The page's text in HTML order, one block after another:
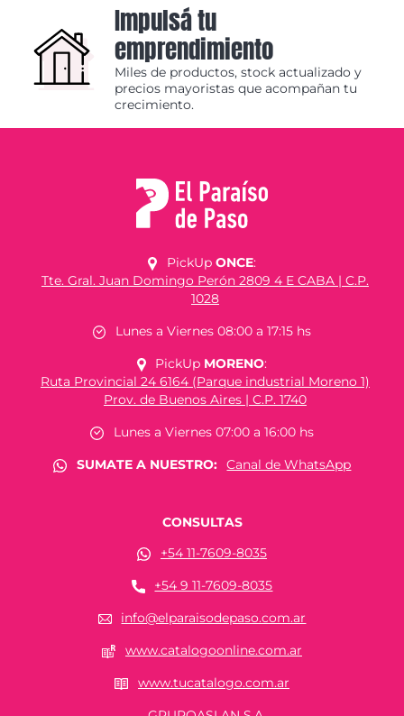
Impulsá tu
emprendimiento
Miles de productos, stock actualizado y
precios mayoristas que acompañan tu
crecimiento.
PickUp ONCE:
Tte. Gral. Juan Domingo Perón 2809 4 E CABA | C.P.
1028
Lunes a Viernes 08:00 a 17:15 hs
PickUp MORENO:
Ruta Provincial 24 6164 (Parque industrial Moreno 1)
Prov. de Buenos Aires | C.P. 1740
Lunes a Viernes 07:00 a 16:00 hs
SUMATE A NUESTRO:
Canal de WhatsApp
CONSULTAS
+54 11-7609-8035
+54 9 11-7609-8035
info@elparaisodepaso.com.ar
www.catalogoonline.com.ar
www.tucatalogo.com.ar